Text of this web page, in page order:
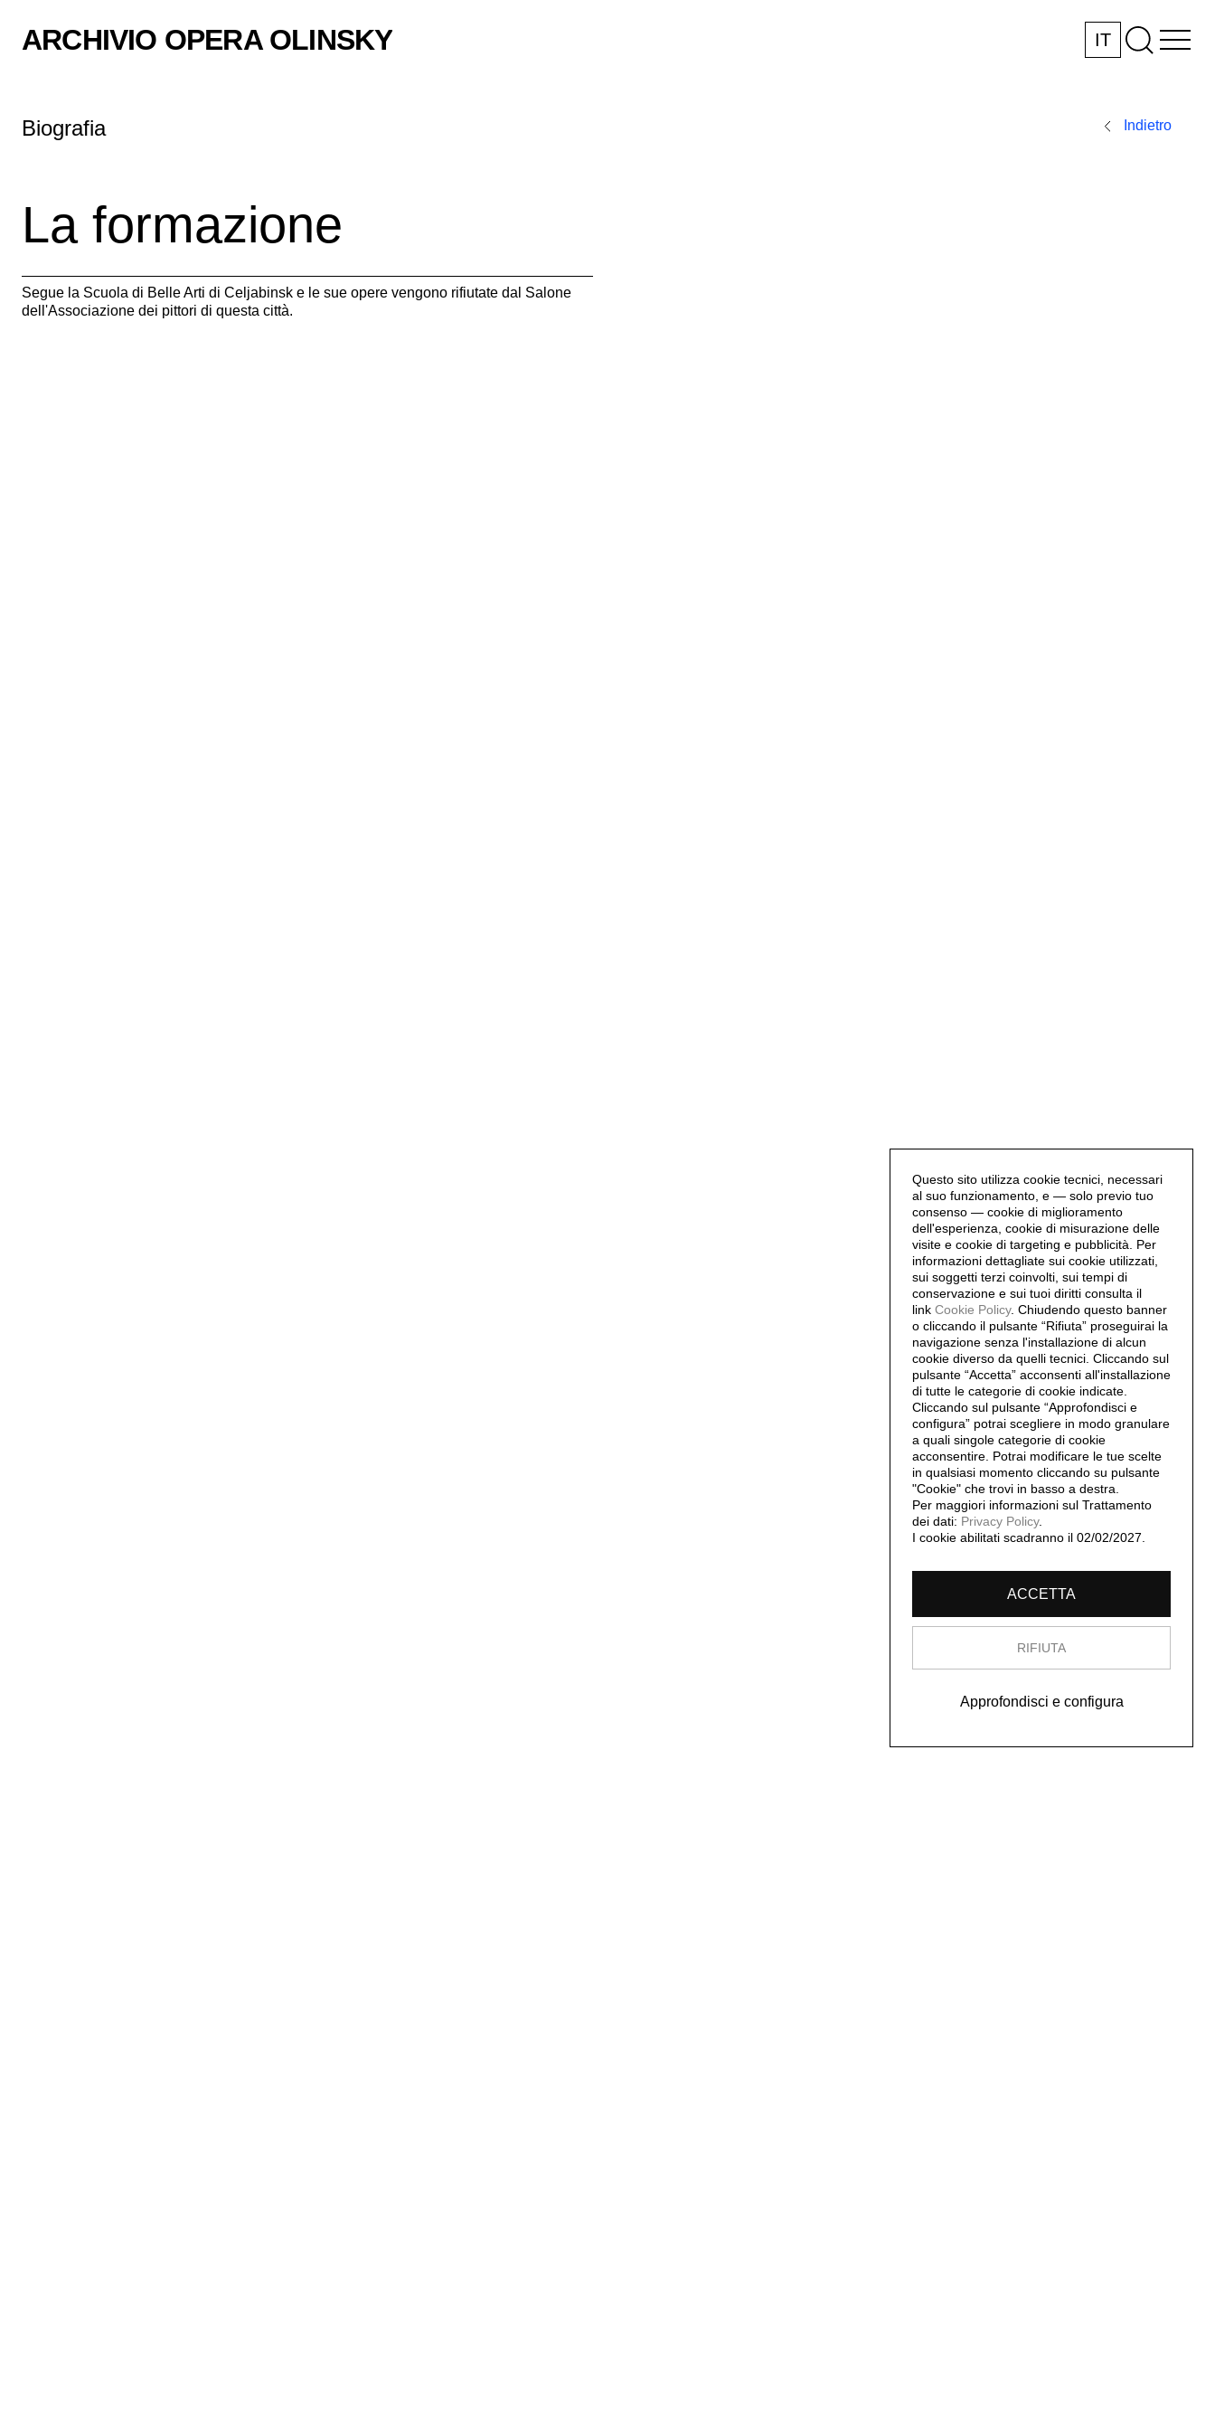
ARCHIVIO OPERA OLINSKY IT
Biografia Indietro
La formazione
Segue la Scuola di Belle Arti di Celjabinsk e le sue opere vengono rifiutate dal Salone
dell'Associazione dei pittori di questa città.
Questo sito utilizza cookie tecnici, necessari
al suo funzionamento, e — solo previo tuo
consenso — cookie di miglioramento
dell'esperienza, cookie di misurazione delle
visite e cookie di targeting e pubblicità. Per
informazioni dettagliate sui cookie utilizzati,
sui soggetti terzi coinvolti, sui tempi di
conservazione e sui tuoi diritti consulta il
link Cookie Policy. Chiudendo questo banner
o cliccando il pulsante “Rifiuta” proseguirai la
navigazione senza l'installazione di alcun
cookie diverso da quelli tecnici. Cliccando sul
pulsante “Accetta” acconsenti all'installazione
di tutte le categorie di cookie indicate.
Cliccando sul pulsante “Approfondisci e
configura” potrai scegliere in modo granulare
a quali singole categorie di cookie
acconsentire. Potrai modificare le tue scelte
in qualsiasi momento cliccando su pulsante
"Cookie" che trovi in basso a destra.
Per maggiori informazioni sul Trattamento
dei dati: Privacy Policy.
I cookie abilitati scadranno il 02/02/2027.
ACCETTA
RIFIUTA
Approfondisci e configura